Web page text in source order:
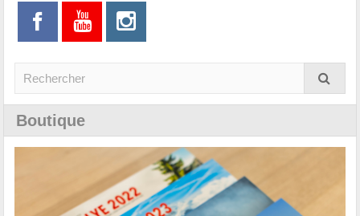
Boutique